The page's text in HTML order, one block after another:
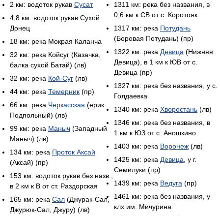
2 км: водоток рукав Сусат
4,8 км: водоток рукав Сухой
Донец
18 км: река Мокрая Каланча
32 км: река Койсуг (Казачка,
балка сухой Батай) (лв)
32 км: река Кой-Суг (лв)
44 км: река Темерник (пр)
66 км: река Черкасская (ерик
Подпольный) (лв)
99 км: река Маныч (Западный
Маныч) (лв)
134 км: река Проток Аксай
(Аксай) (пр)
153 км: водоток рукав без назв.,
в 2 км к В от ст. Раздорская
165 км: река Сал (Джурак-Сал,
Джурюк-Сал, Джуру) (лв)
1311 км: река без названия, в
0,6 км к СВ от с. Коротояк
1317 км: река Потудань
(Боровая Потудань) (пр)
1322 км: река Девица (Нижняя
Девица), в 1 км к ЮВ от с.
Девица (пр)
1327 км: река без названия, у с.
Голдаевка
1340 км: река Хворостань (лв)
1346 км: река без названия, в
1 км к ЮЗ от с. Аношкино
1403 км: река Воронеж (лв)
1425 км: река Девица , у г.
Семилуки (пр)
1439 км: река Ведуга (пр)
1461 км: река без названия, у
клх им. Мичурина